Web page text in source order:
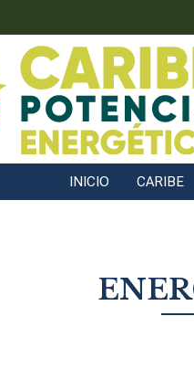
INICIO CARIBE